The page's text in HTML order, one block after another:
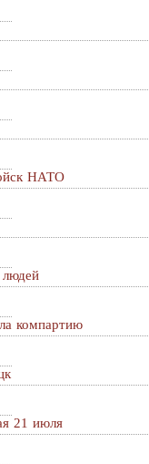
НАТО
людей
компартию
21 июля